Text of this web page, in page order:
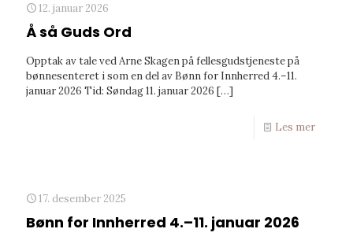
12. januar 2026
Å så Guds Ord
Opptak av tale ved Arne Skagen på fellesgudstjeneste på
bønnesenteret i som en del av Bønn for Innherred 4.–11.
januar 2026 Tid: Søndag 11. januar 2026 […]
Les mer
17. desember 2025
Bønn for Innherred 4.–11. januar 2026